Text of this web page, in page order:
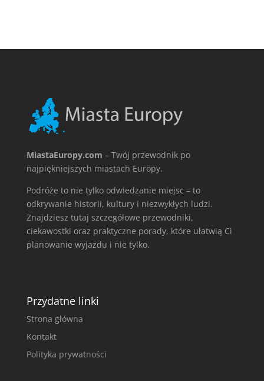
MiastaEuropy.com – Twój przewodnik po
najpiękniejszych miastach Europy.
Podróże to nie tylko odwiedzanie miejsc – to
odkrywanie historii, kultury i niezwykłych ludzi.
Znajdziesz tutaj szczegółowe przewodniki,
ciekawostki oraz praktyczne porady, które ułatwią Ci
planowanie wyjazdu i nie tylko.
Przydatne linki
Strona główna
Kontakt
Polityka prywatności